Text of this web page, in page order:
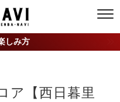
しみ方
ア【西日暮里